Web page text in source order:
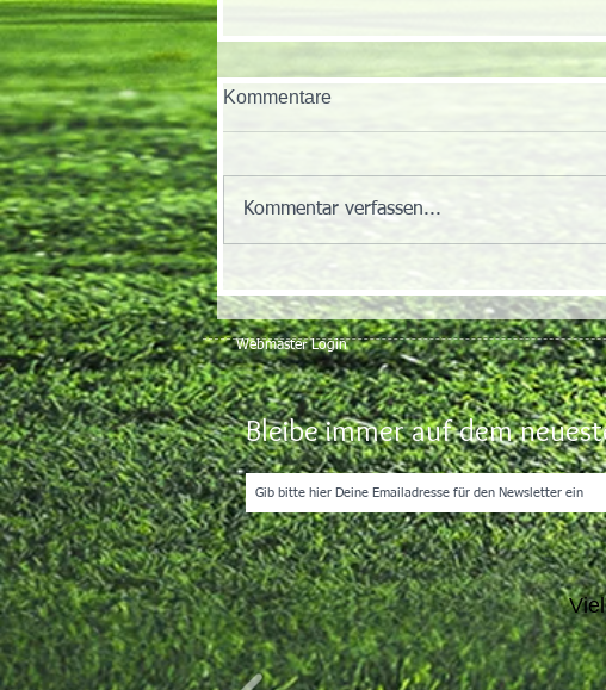
Kommentare
Kommentar verfassen...
Webmaster Login
Bleibe immer auf dem